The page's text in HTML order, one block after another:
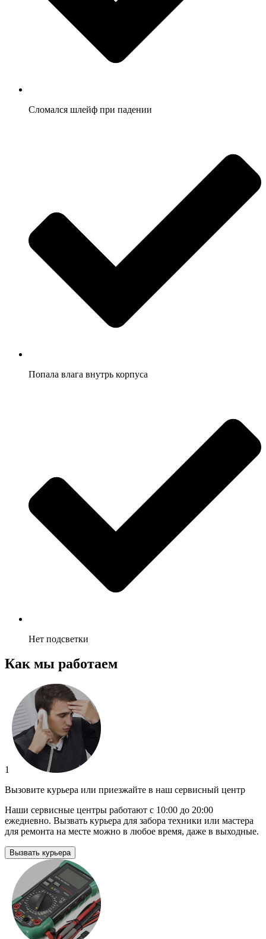
Сломался шлейф при падении
Попала влага внутрь корпуса
Нет подсветки
Как мы работаем
1
Вызовите курьера или приезжайте в наш сервисный центр
Наши сервисные центры работают с 10:00 до 20:00
ежедневно. Вызвать курьера для забора техники или мастера
для ремонта на месте можно в любое время, даже в выходные.
Вызвать курьера